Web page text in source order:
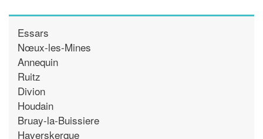
Essars
Nœux-les-Mines
Annequin
Ruitz
Divion
Houdain
Bruay-la-Buissiere
Haverskerque